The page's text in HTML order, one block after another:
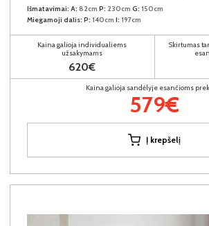
Išmatavimai: A: 82cm P: 230cm G: 150cm
Miegamoji dalis: P: 140cm I: 197cm
Kaina galioja individualiems
užsakymams
620€
Skirtumas
Kaina galioja sandėlyje esančioms
579€
Į krepšelį